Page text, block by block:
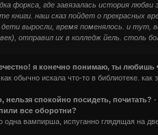
форкса, где завязалась история
книги. наш сказ пойдет о прекрасных
выросли, время поменялось. и тут,
отправил их в колледж йель. столь
я конечно понимаю, ты
обычно искала что-то в библиотеке.
нельзя спокойно посидеть, почитать? -
все оборотни?
одна вампирша, испуганно глядящая на